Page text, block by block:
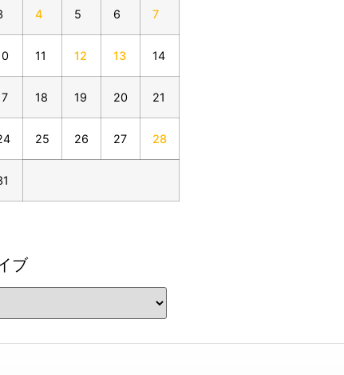
4 5 6 7
11 12 13 14
18 19 20 21
25 26 27 28
ブ